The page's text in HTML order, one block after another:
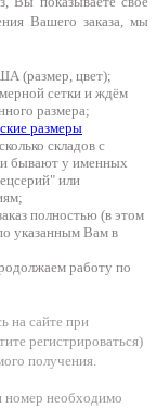
Вашего заказа, мы
(размер, цвет);
сетки и ждём
размера;
размеры
складов с
бывают у именных
или
полностью (в этом
указанным Вам в
работу по
на сайте при
регистрироваться)
получения.
необходимо